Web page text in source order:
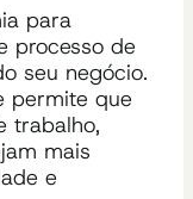
para
processo de
seu negócio.
permite que
trabalho,
mais
e